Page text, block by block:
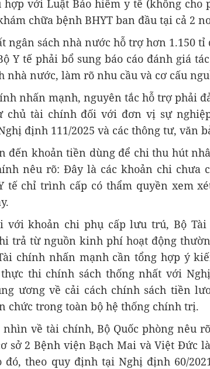
hợp với Luật Bảo hiểm y tế (không cho
chữa bệnh BHYT ban đầu tại cả 2
ngân sách nhà nước hỗ trợ hơn 1.150
Y tế phải bổ sung báo cáo đánh giá
nhà nước, làm rõ nhu cầu và cơ cấu
nhấn mạnh, nguyên tắc hỗ trợ phải
chủ tài chính đối với đơn vị sự
định 111/2025 và các thông tư, văn
đến khoản tiền dùng để chi thu hút
nêu rõ: Đây là các khoản chi chưa
tế chỉ trình cấp có thẩm quyền xem
với khoản chi phụ cấp lưu trú, Bộ
trả từ nguồn kinh phí hoạt động
chính nhấn mạnh cần tổng hợp ý
thi chính sách thống nhất với
ương về cải cách chính sách tiền
chức trong toàn bộ hệ thống chính trị.
nhìn về tài chính, Bộ Quốc phòng nêu
sở 2 Bệnh viện Bạch Mai và Việt Đức
đó, theo quy định tại Nghị định 60/